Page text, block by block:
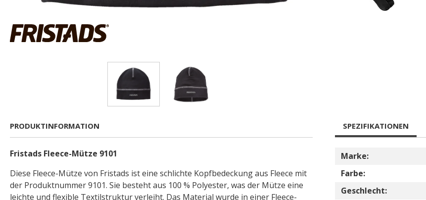
PRODUKTINFORMATION
Fristads Fleece-Mütze 9101
Diese Fleece-Mütze von Fristads ist eine schlichte Kopfbedeckung aus Fleece mit
der Produktnummer 9101. Sie besteht aus 100 % Polyester, was der Mütze eine
leichte und flexible Textilstruktur verleiht. Das Material wurde in einer Fleece-
SPEZIFIKATIONEN
Marke:
Farbe:
Geschlecht: